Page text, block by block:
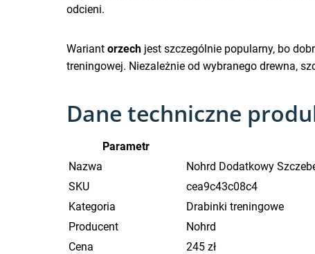
odcieni.
Wariant orzech jest szczególnie popularny, bo
treningowej. Niezależnie od wybranego drewna,
Dane techniczne
Parametr
Nazwa
Nohrd Dodatkowy
SKU
cea9c43c08c4
Kategoria
Drabinki treningowe
Producent
Nohrd
Cena
245 zł